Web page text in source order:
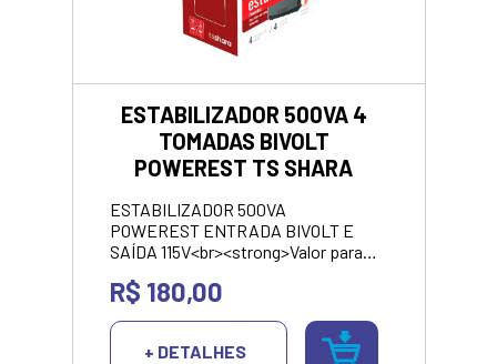
ESTABILIZADOR 500VA 4
TOMADAS BIVOLT
POWEREST TS SHARA
ESTABILIZADOR 500VA
POWEREST ENTRADA BIVOLT E
SAÍDA 115V<br><strong>Valor para
</strong>
R$ 180,00
+ DETALHES